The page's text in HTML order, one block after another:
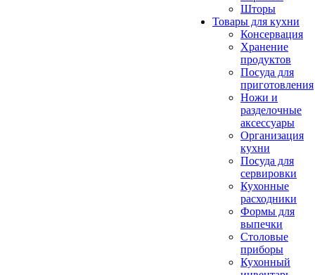
Шторы
Товары для кухни
Консервация
Хранение
продуктов
Посуда для
приготовления
Ножи и
разделочные
аксессуары
Организация
кухни
Посуда для
сервировки
Кухонные
расходники
Формы для
выпечки
Столовые
приборы
Кухонный